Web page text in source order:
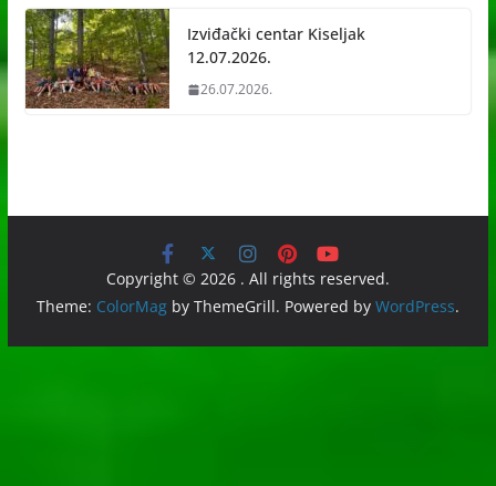
Izviđački centar Kiseljak
12.07.2026.
26.07.2026.
Copyright © 2026 . All rights reserved.
Theme: ColorMagby ThemeGrill. Powered by WordPress.